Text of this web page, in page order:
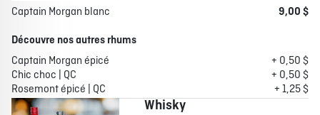
Captain Morgan blanc
9,00 $
Découvre nos autres rhums
Captain Morgan épicé
+ 0,50 $
Chic choc | QC
+ 0,50 $
Rosemont épicé | QC
+ 1,25 $
Whisky